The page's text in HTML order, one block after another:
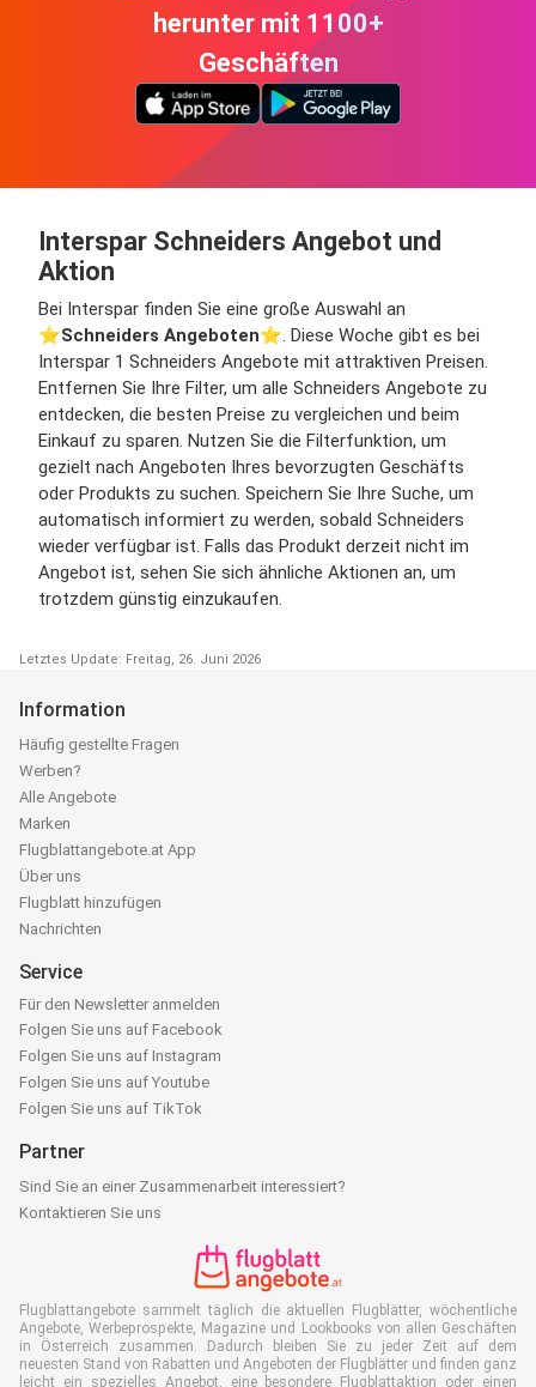
herunter mit 1100+
Geschäften
Interspar Schneiders Angebot und
Aktion
Bei Interspar finden Sie eine große Auswahl an
⭐️Schneiders Angeboten⭐️. Diese Woche gibt es bei
Interspar 1 Schneiders Angebote mit attraktiven Preisen.
Entfernen Sie Ihre Filter, um alle Schneiders Angebote zu
entdecken, die besten Preise zu vergleichen und beim
Einkauf zu sparen. Nutzen Sie die Filterfunktion, um
gezielt nach Angeboten Ihres bevorzugten Geschäfts
oder Produkts zu suchen. Speichern Sie Ihre Suche, um
automatisch informiert zu werden, sobald Schneiders
wieder verfügbar ist. Falls das Produkt derzeit nicht im
Angebot ist, sehen Sie sich ähnliche Aktionen an, um
trotzdem günstig einzukaufen.
Letztes Update: Freitag, 26. Juni 2026
Information
Häufig gestellte Fragen
Werben?
Alle Angebote
Marken
Flugblattangebote.at App
Über uns
Flugblatt hinzufügen
Nachrichten
Service
Für den Newsletter anmelden
Folgen Sie uns auf Facebook
Folgen Sie uns auf Instagram
Folgen Sie uns auf Youtube
Folgen Sie uns auf TikTok
Partner
Sind Sie an einer Zusammenarbeit interessiert?
Kontaktieren Sie uns
Flugblattangebote sammelt täglich die aktuellen Flugblätter, wöchentliche
Angebote, Werbeprospekte, Magazine und Lookbooks von allen Geschäften
in Österreich zusammen. Dadurch bleiben Sie zu jeder Zeit auf dem
neuesten Stand von Rabatten und Angeboten der Flugblätter und finden ganz
leicht ein spezielles Angebot, eine besondere Flugblattaktion oder einen